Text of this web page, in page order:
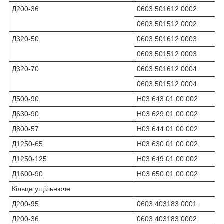
Д200-36
0603.501612.0002
0603.501512.0002
Д320-50
0603.501612.0003
0603.501512.0003
Д320-70
0603.501612.0004
0603.501512.0004
Д500-90
Н03.643.01.00.002
Д630-90
Н03.629.01.00.002
Д800-57
Н03.644.01.00.002
Д1250-65
Н03.630.01.00.002
Д1250-125
Н03.649.01.00.002
Д1600-90
Н03.650.01.00.002
Кільце ущільнюче
Д200-95
0603.403183.0001
Д200-36
0603.403183.0002